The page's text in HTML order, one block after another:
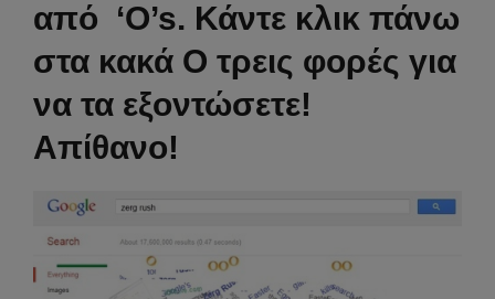
από ‘O’s. Κάντε κλικ πάνω
στα κακά O τρεις φορές για
να τα εξοντώσετε!
Απίθανο!